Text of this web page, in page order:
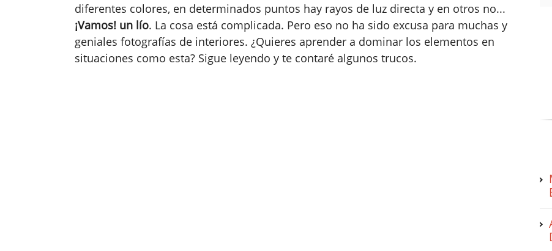
diferentes colores, en determinados puntos hay rayos de luz directa y en otros no...
¡Vamos! un lío. La cosa está complicada. Pero eso no ha sido excusa para muchas y
geniales fotografías de interiores. ¿Quieres aprender a dominar los elementos en
situaciones como esta? Sigue leyendo y te contaré algunos trucos.